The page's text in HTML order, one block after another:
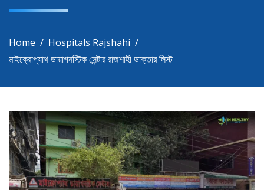
Home
Hospitals Rajshahi
মাইক্রোপ্যাথ ডায়াগনস্টিক সেন্টার রাজশাহী ডাক্তার লিস্ট